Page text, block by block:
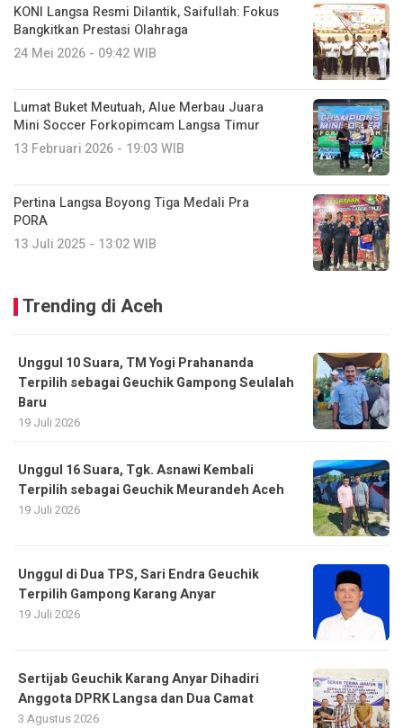
KONI Langsa Resmi Dilantik, Saifullah: Fokus
Bangkitkan Prestasi Olahraga
24 Mei 2026 - 09:42 WIB
Lumat Buket Meutuah, Alue Merbau Juara
Mini Soccer Forkopimcam Langsa Timur
13 Februari 2026 - 19:03 WIB
Pertina Langsa Boyong Tiga Medali Pra
PORA
13 Juli 2025 - 13:02 WIB
Trending di Aceh
Unggul 10 Suara, TM Yogi Prahananda
Terpilih sebagai Geuchik Gampong Seulalah
Baru
19 Juli 2026
Unggul 16 Suara, Tgk. Asnawi Kembali
Terpilih sebagai Geuchik Meurandeh Aceh
19 Juli 2026
Unggul di Dua TPS, Sari Endra Geuchik
Terpilih Gampong Karang Anyar
19 Juli 2026
Sertijab Geuchik Karang Anyar Dihadiri
Anggota DPRK Langsa dan Dua Camat
3 Agustus 2026